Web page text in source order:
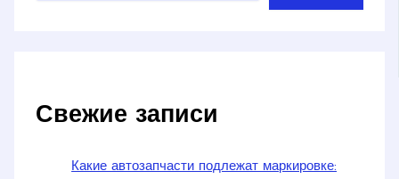
Свежие записи
Какие автозапчасти подлежат маркировке: